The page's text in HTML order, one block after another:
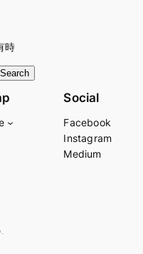
時
Search
Social
Facebook
Instagram
Medium